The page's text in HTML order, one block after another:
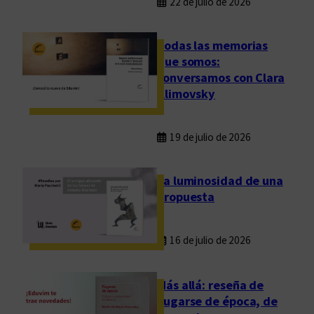
Todas las memorias
que somos:
conversamos con Clara
Klimovsky
19 de julio de 2026
La luminosidad de una
propuesta
16 de julio de 2026
Más allá: reseña de
Fugarse de época, de